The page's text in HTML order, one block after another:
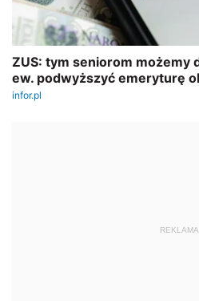
REKLAMA